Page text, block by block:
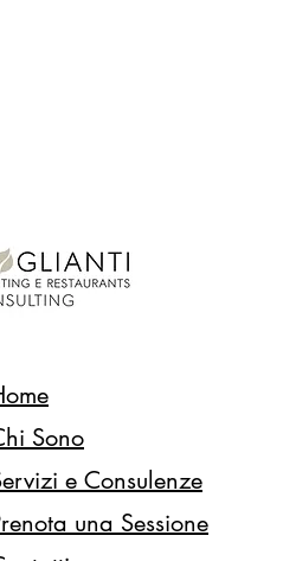
Sono
e Consulenze
una Sessione